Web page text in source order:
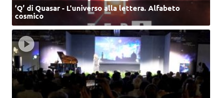
‘Q’ di Quasar - L'universo alla lettera. Alfabeto
cosmico